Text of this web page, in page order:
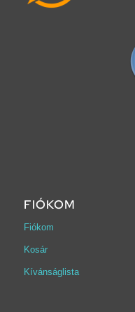
FIÓKOM
Fiókom
Kosár
Kívánságlista